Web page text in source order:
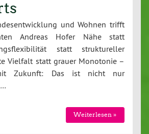
und Wohnen trifft
Andreas Hofer Nähe statt
statt struktureller
Vielfalt statt grauer Monotonie –
Zukunft: Das ist nicht nur
Weiterlesen »